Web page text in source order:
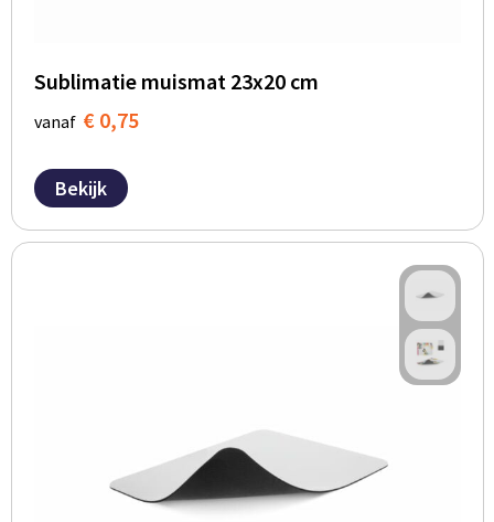
Sublimatie muismat 23x20 cm
vanaf € 0,75
Bekijk